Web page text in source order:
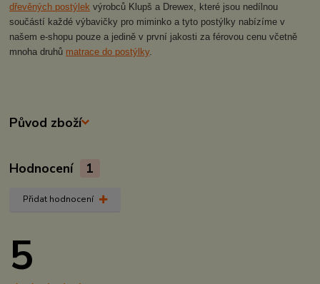
dřevěných postýlek výrobců Klupš a Drewex, které jsou nedílnou
součástí každé výbavičky pro miminko a tyto postýlky nabízíme v
našem e-shopu pouze a jedině v první jakosti za férovou cenu včetně
mnoha druhů matrace do postýlky.
Původ zboží
Hodnocení 1
Přidat hodnocení
5